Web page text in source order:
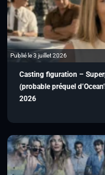
Publié le 3 juillet 2026
Casting figuration –
(probable préquel
2026